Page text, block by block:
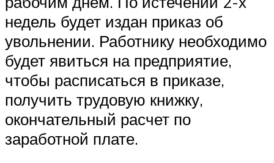
недель будет издан приказ об
увольнении. Работнику необходимо
будет явиться на предприятие,
чтобы расписаться в приказе,
получить трудовую книжку,
окончательный расчет по
заработной плате.